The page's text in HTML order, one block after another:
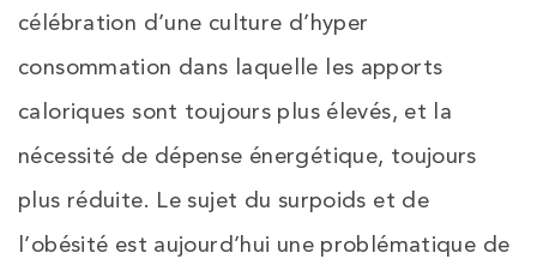
célébration d’une culture d’hyper
consommation dans laquelle les apports
caloriques sont toujours plus élevés, et la
nécessité de dépense énergétique, toujours
plus réduite. Le sujet du surpoids et de
l’obésité est aujourd’hui une problématique de